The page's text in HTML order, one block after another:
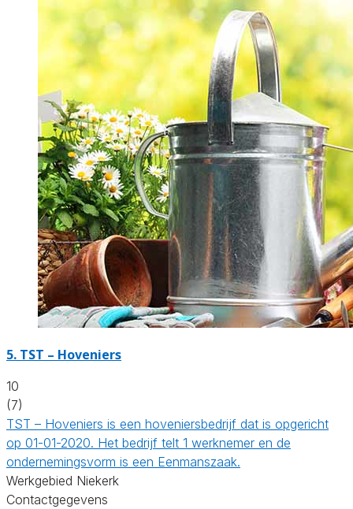
5. TST – Hoveniers
10
(7)
TST – Hoveniers is een hoveniersbedrijf dat is opgericht
op 01-01-2020. Het bedrijf telt 1 werknemer en de
ondernemingsvorm is een Eenmanszaak.
Werkgebied Niekerk
Contactgegevens